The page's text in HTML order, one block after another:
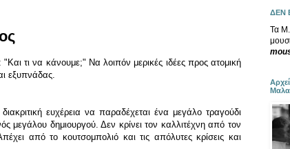
τι να κάνουμε;" Να λοιπόν μερικές ιδέες προς ατομική
εξυπνάδας.
ευχέρεια να παραδέχεται ένα μεγάλο τραγούδι
μεγάλου δημιουργού. Δεν κρίνει τον καλλιτέχνη από τον
από το κουτσομπολιό και τις απόλυτες κρίσεις και
ΔΕΝ
Τα